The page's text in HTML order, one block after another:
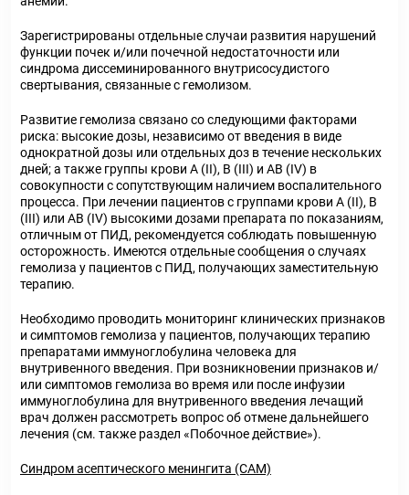
Зарегистрированы отдельные случаи развития нарушений
функции почек и/или почечной недостаточности или
синдрома диссеминированного внутрисосудистого
свертывания, связанные с гемолизом.
Развитие гемолиза связано со следующими факторами
риска: высокие дозы, независимо от введения в виде
однократной дозы или отдельных доз в течение нескольких
дней; а также группы крови А (II), В (III) и АВ (IV) в
совокупности с сопутствующим наличием воспалительного
процесса. При лечении пациентов с группами крови А (II), В
(III) или АВ (IV) высокими дозами препарата по показаниям,
отличным от ПИД, рекомендуется соблюдать повышенную
осторожность. Имеются отдельные сообщения о случаях
гемолиза у пациентов с ПИД, получающих заместительную
терапию.
Необходимо проводить мониторинг клинических признаков
и симптомов гемолиза у пациентов, получающих терапию
препаратами иммуноглобулина человека для
внутривенного введения. При возникновении признаков и/
или симптомов гемолиза во время или после инфузии
иммуноглобулина для внутривенного введения лечащий
врач должен рассмотреть вопрос об отмене дальнейшего
лечения (см. также раздел «Побочное действие»).
Синдром асептического менингита (САМ)